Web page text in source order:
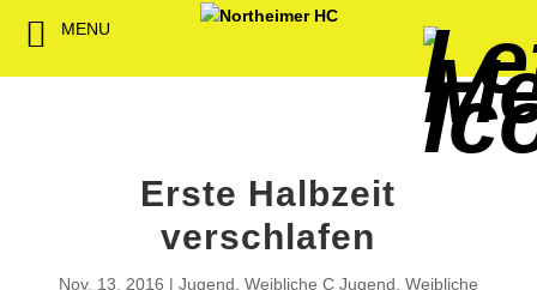
Erste Halbzeit
verschlafen
Nov. 13, 2016 Jugend Weibliche C Jugend Weibliche
MENU
Back Back
1. Herren
2. Herren
Back
Weibliche
Spielbetrieb
Back
NHC
Back
Spieltagssponsoren
Back
Back Back
Vorstand
Satzung
FWD
Back
Back
Download
Back